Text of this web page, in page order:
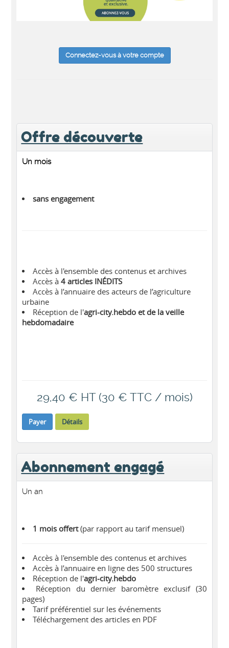
Connectez-vous à votre compte
Offre découverte
Un mois
sans engagement
Accès à l'ensemble des contenus et archives
Accès à 4 articles INÉDITS
Accès à l’annuaire des acteurs de l’agriculture
urbaine
Réception de l'agri-city.hebdo et de la veille
hebdomadaire
29,40 € HT (30 € TTC / mois)
Payer Détails
Abonnement engagé
Un an
1 mois offert(par rapport au tarif mensuel)
Accès à l'ensemble des contenus et archives
Accès à l’annuaire en ligne des 500 structures
Réception de l'agri-city.hebdo
Réception du dernier baromètre exclusif (30
pages)
Tarif préférentiel sur les événements
Téléchargement des articles en PDF